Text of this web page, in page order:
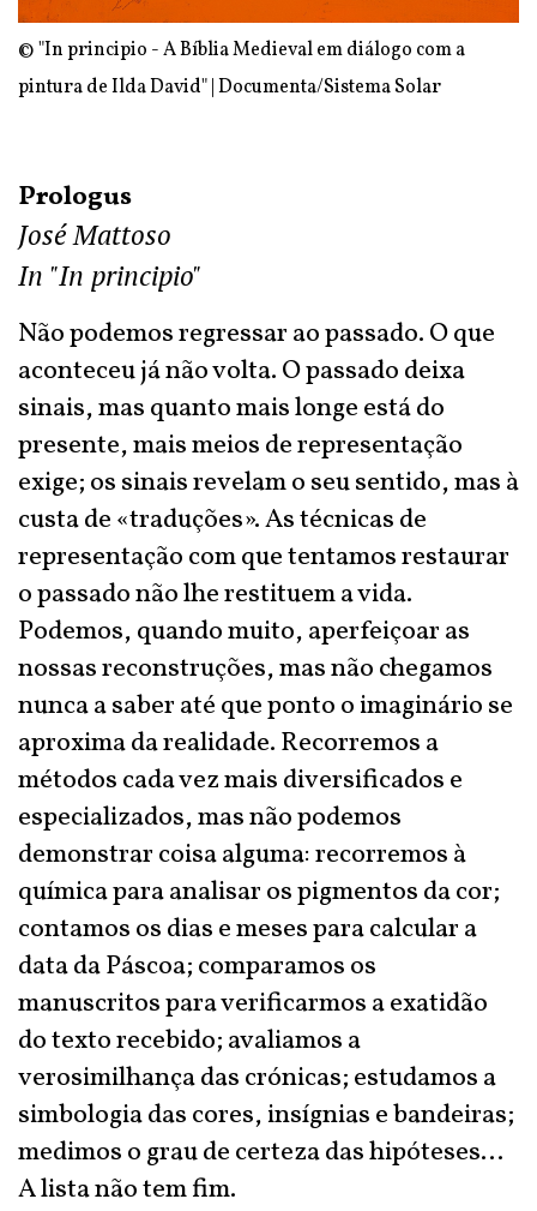
© "In principio - A Bíblia Medieval em diálogo com a
pintura de Ilda David" | Documenta/Sistema Solar
Prologus
José Mattoso
In "In principio"
Não podemos regressar ao passado. O que
aconteceu já não volta. O passado deixa
sinais, mas quanto mais longe está do
presente, mais meios de representação
exige; os sinais revelam o seu sentido, mas à
custa de «traduções». As técnicas de
representação com que tentamos restaurar
o passado não lhe restituem a vida.
Podemos, quando muito, aperfeiçoar as
nossas reconstruções, mas não chegamos
nunca a saber até que ponto o imaginário se
aproxima da realidade. Recorremos a
métodos cada vez mais diversificados e
especializados, mas não podemos
demonstrar coisa alguma: recorremos à
química para analisar os pigmentos da cor;
contamos os dias e meses para calcular a
data da Páscoa; comparamos os
manuscritos para verificarmos a exatidão
do texto recebido; avaliamos a
verosimilhança das crónicas; estudamos a
simbologia das cores, insígnias e bandeiras;
medimos o grau de certeza das hipóteses…
A lista não tem fim.